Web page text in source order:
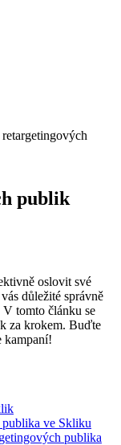
publik
oslovit své
důležité správně
tomto článku se
za krokem. Buďte
kampaní!
publika ve Skliku
publika